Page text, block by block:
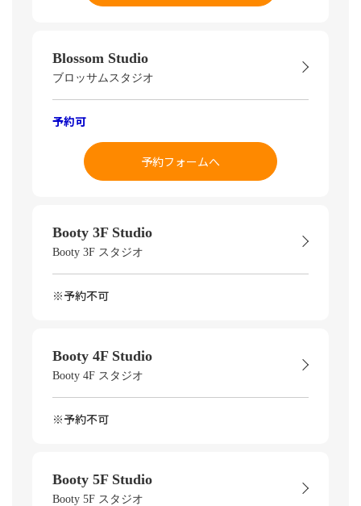
Blossom Studio
ブロッサムスタジオ
予約可
予約フォームへ
Booty 3F Studio
Booty 3F スタジオ
※予約不可
Booty 4F Studio
Booty 4F スタジオ
※予約不可
Booty 5F Studio
Booty 5F スタジオ